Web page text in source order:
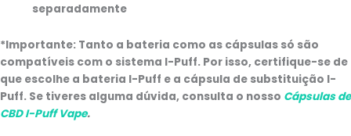
separadamente
*Importante: Tanto a bateria como as cápsulas só são
compatíveis com o sistema I-Puff. Por isso, certifique-se de
que escolhe a bateria I-Puff e a cápsula de substituição I-
Puff. Se tiveres alguma dúvida, consulta o nosso Cápsulas de
CBD I-Puff Vape.